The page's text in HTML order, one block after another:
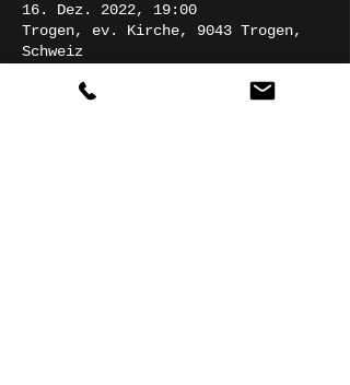
16. Dez. 2022, 19:00
Trogen, ev. Kirche, 9043 Trogen,
Schweiz